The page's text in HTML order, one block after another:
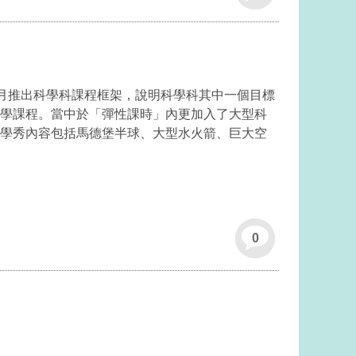
出科學科課程框架，說明科學科其中一個目標
課程。當中於「彈性課時」內更加入了大型科
秀內容包括馬德堡半球、大型水火箭、巨大空
0